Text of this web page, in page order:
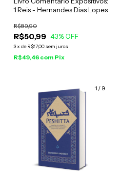
1 Reis - Hernandes Dias Lopes
R$50,99
R$89,90
43% OFF
3x de R$17,00 sem juros
R$49,46 com Pix
1 / 9